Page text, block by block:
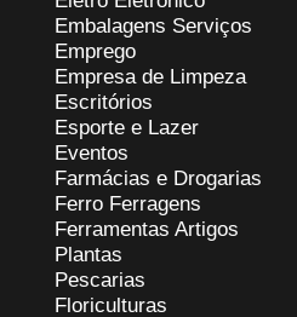
Embalagens Serviços
Emprego
Empresa de Limpeza
Escritórios
Esporte e Lazer
Eventos
Farmácias e Drogarias
Ferro Ferragens
Ferramentas Artigos
Plantas
Pescarias
Floriculturas